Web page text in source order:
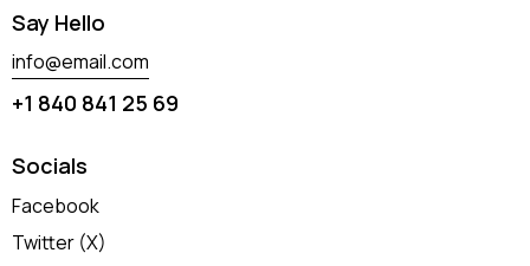
Say Hello
info@email.com
+1 840 841 25 69
Socials
Facebook
Twitter (X)